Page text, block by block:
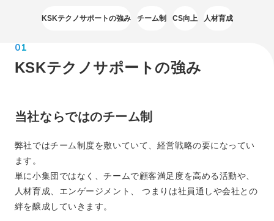
KSKテクノサポートの強み チーム制 CS向上 人材育成
01
KSKテクノサポートの強み
当社ならではのチーム制
弊社ではチーム制度を敷いていて、経営戦略の要になってい
ます。
単に小集団ではなく、チームで顧客満足度を高める活動や、
人材育成、エンゲージメント、
つまりは社員通しや会社との
絆を醸成していきます。